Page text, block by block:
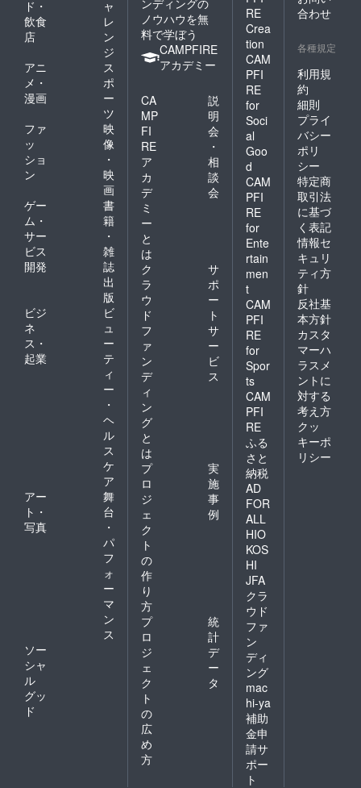
ド・
飲食
店
ャ
レ
ン
ジ
アニ
メ・
漫画
ス
ポ
ー
ツ
ファ
ッ
ショ
ン
映
像
・
映
画
ゲー
ム・
サー
ビス
開発
書
籍
・
雑
誌
出
版
ビジ
ネ
ス・
起業
ビ
ュ
ー
テ
ィ
ー
・
ヘ
ル
ス
ケ
ア
アー
ト・
写真
舞
台
・
パ
フ
ォ
ー
マ
ン
ス
ソー
シャ
ル
グッ
ド
ノウハウを無
料で学ぼう
CAMPFIRE
アカデミー
CA
MP
FI
RE
ア
カ
デ
ミ
ー
と
は
説
明
会
・
相
談
会
ク
ラ
ウ
ド
フ
ァ
ン
デ
ィ
ン
グ
と
は
サ
ポ
ー
ト
サ
ー
ビ
ス
プ
ロ
ジ
ェ
ク
ト
の
作
り
方
実
施
事
例
プ
ロ
ジ
ェ
ク
ト
の
広
め
方
統
計
デ
ー
タ
RE
Crea
tion
CAM
PFI
RE
for
Soci
al
Goo
d
CAM
PFI
RE
for
Ente
rtain
men
t
CAM
PFI
RE
for
Spor
ts
CAM
PFI
RE
ふる
さと
納税
AD
FOR
ALL
HIO
KOS
HI
JFA
クラ
ウド
ファ
ン
ディ
ング
mac
hi-ya
補助
金申
請サ
ポー
ト
合わせ
各種規定
利用規
約
細則
プライ
バシー
ポリ
シー
特定商
取引法
に基づ
く表記
情報セ
キュリ
ティ方
針
反社基
本方針
カスタ
マーハ
ラスメ
ントに
対する
考え方
クッ
キーポ
リシー